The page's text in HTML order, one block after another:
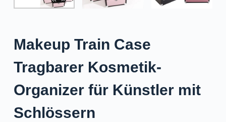
Makeup Train Case
Tragbarer Kosmetik-
Organizer für Künstler mit
Schlössern